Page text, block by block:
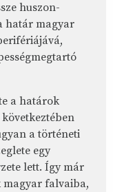
huszon-
határ magyar
a határok
a történeti
egy
lett. Így már
magyar falvaiba,